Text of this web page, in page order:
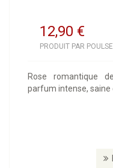
12,90 €
PRODUIT PAR
Rose romantique
parfum intense, saine